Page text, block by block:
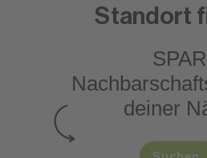
Standort
SPAR
deiner